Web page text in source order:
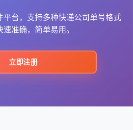
最新资讯
平台，支持多种快递公司单号格式
准确，简单易用。
立即注册